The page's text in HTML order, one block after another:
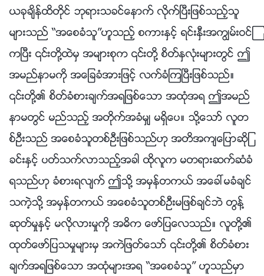
ယခုခ်ိန္ထိတိုင္ ဘုရားသခင္ေနာက္ လိုက္ၿပီးျဖစ္သည့္သူ
မ်ားသည္ “အေစခံသူ”ဟူသည့္ စကားႏွင့္ ရင္းႏွီးအကြၽမ္းဝင္ၾ
ကၿပီး ၎တို႔ထဲမွ အမ်ားစုက ၎တို႔ စိတ္ႏွလုံးမ်ားတြင္ ဤ
အမည္နာမကို အေျခခံအားျဖင့္ လက္ခံၾကၿပီးျဖစ္သည္။
၎တို႔၏ စိတ္ခံစားခ်က္အရျဖစ္ေသာ အထုံအရ ဤအမည္
နာမတြင္ မည္သည့္ အတိုက္အခံမွ် မရွိေပ။ သို႔ေသာ္ လူတ
စ္ဦးသည္ အေစခံသူတစ္ဦးျဖစ္သည္ဟု အတိအက်ေျပာဆိုျ
ခင္းႏွင့္ ပတ္သက္လာသည့္အခါ ထိုလူက မတရားဆက္ဆံခံ
ရသည္ဟု ခံစားရလ်က္ ဤသို႔ အမွန္တကယ္ အေခၚမခံခ်င္
သကဲ့သို႔ အမွန္တကယ္ အေစခံသူတစ္ဦးမျဖစ္ခ်င္ဘဲ တြန႔္
ဆုတ္မႈႏွင့္ မလိုလားမႈကို အဓိက ေဖာ္ျပေလသည္။ လူတို႔၏
ထုတ္ေဖာ္ျပသမႈမ်ားမွ အကဲျဖတ္ေသာ္ ၎တို႔၏ စိတ္ခံစား
ခ်က္အရျဖစ္ေသာ အထုံမ်ားအရ “အေစခံသူ” ဟူသည္မွာ